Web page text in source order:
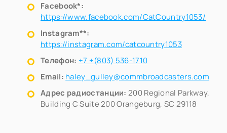
Facebook*:
https://www.facebook.com/CatCountry1053/
Instagram**:
https://instagram.com/catcountry1053
Телефон: +7 +(803) 536-1710
Email: haley_gulley@commbroadcasters.com
Адрес радиостанции: 200 Regional Parkway,
Building C Suite 200 Orangeburg, SC 29118